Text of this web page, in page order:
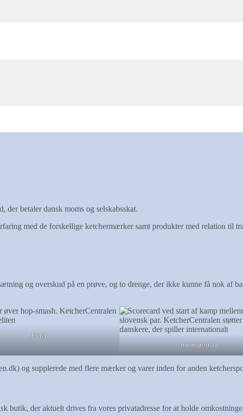
der betaler dansk moms og selskabsskat.
med de forskellige ketchermærker samt produkter med relation til
og overskud på en prøve, og to drenge, der ikke kunne få nok af
Eliten
Internationalt
og supplerede med flere mærker og varer inden for anden
butik, der aktuelt drives fra vores privatadresse for at holde